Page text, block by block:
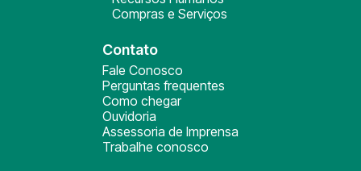
Compras e Serviços
Contato
Fale Conosco
Perguntas frequentes
Como chegar
Ouvidoria
Assessoria de Imprensa
Trabalhe conosco